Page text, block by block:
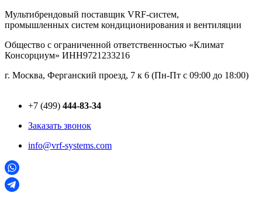
Перейти
к
Мультибрендовый поставщик VRF-cистем,
промышленных систем кондиционирования и вентиляции
Общество с ограниченной ответственностью «Климат
Консорциум» ИНН9721233216
г. Москва, Ферганский проезд, 7 к 6 (Пн-Пт с 09:00 до 18:00)
+7 (499) 444-83-34
Заказать звонок
info@vrf-systems.com